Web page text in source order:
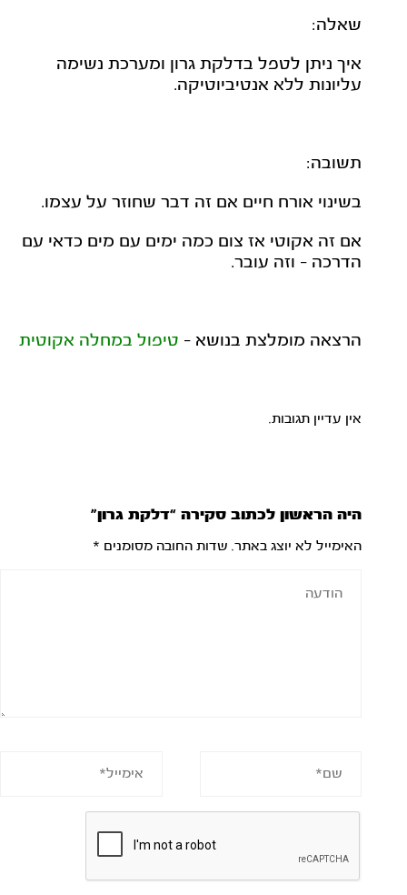
שאלה:
איך ניתן לטפל בדלקת גרון ומערכת נשימה
עליונות ללא אנטיביוטיקה.
תשובה:
בשינוי אורח חיים אם זה דבר שחוזר על עצמו.
אם זה אקוטי אז צום כמה ימים עם מים כדאי עם
הדרכה - וזה עובר.
הרצאה מומלצת בנושא - טיפול במחלה אקוטית
אין עדיין תגובות.
היה הראשון לכתוב סקירה “דלקת גרון”
האימייל לא יוצג באתר. שדות החובה מסומנים *